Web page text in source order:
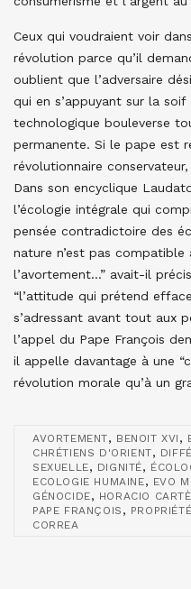
Ceux qui voudraient voir
révolution parce qu’il
oublient que l’adversaire
qui en s’appuyant sur la
technologique bouleverse
permanente. Si le pape est
révolutionnaire
Dans son encyclique
l’écologie intégrale qui
pensée contradictoire des
nature n’est pas
l’avortement…” avait-il
“l’attitude qui prétend
s’adressant avant tout aux
l’appel du Pape François
il appelle davantage à une
révolution morale qu’à un
AVORTEMENT, BENOIT XVI ,
CHRÉTIENS D'ORIENT,
SEXUELLE, DIGNITÉ,
ECOLOGIE HUMAINE, EVO
GÉNOCIDE, HORACIO
PAPE FRANÇOIS , PROPRIÉTÉ
CORREA